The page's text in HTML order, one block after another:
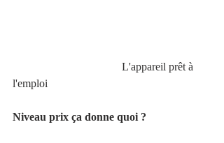
l'emploi
Niveau prix ça donne quoi ?